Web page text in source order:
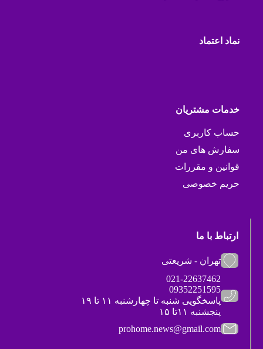
نماد اعتماد
خدمات مشتریان
حساب کاربری
سفارش های من
قوانین و مقررات
حریم خصوصی
ارتباط با ما
تهران - شریعتی
021-22637462
09352251595
پاسخگویی شنبه تا چهارشنبه ۱۱ تا ۱۹
پنجشنبه ۱۱تا ۱۵
prohome.news@gmail.com